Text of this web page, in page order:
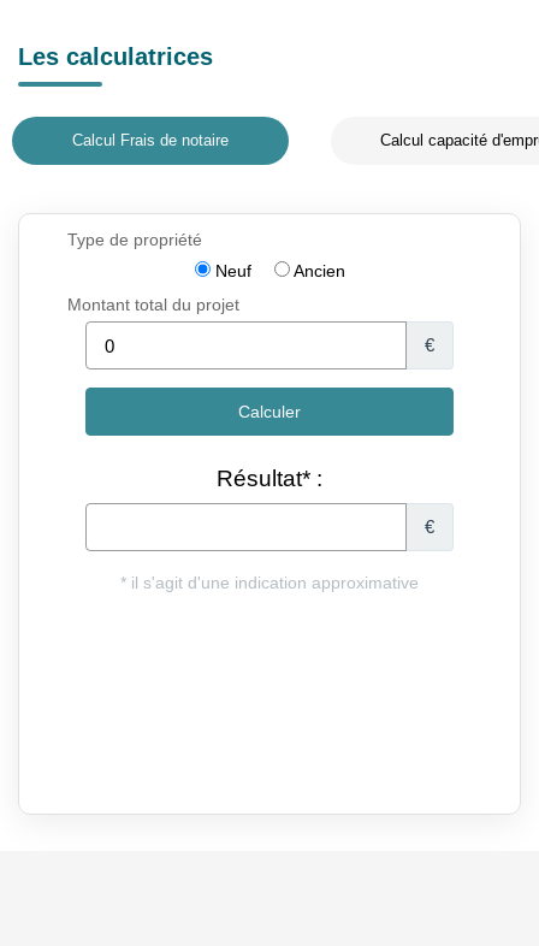
Les calculatrices
Calcul Frais de notaire Calcul capacité